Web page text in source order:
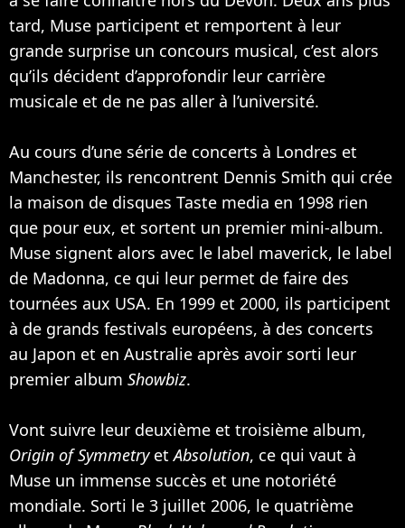
tard, Muse participent et remportent à leur
grande surprise un concours musical, c’est alors
qu’ils décident d’approfondir leur carrière
musicale et de ne pas aller à l’université.
Au cours d’une série de concerts à Londres et
Manchester, ils rencontrent Dennis Smith qui crée
la maison de disques Taste media en 1998 rien
que pour eux, et sortent un premier mini-album.
Muse signent alors avec le label maverick, le label
de Madonna, ce qui leur permet de faire des
tournées aux USA. En 1999 et 2000, ils participent
à de grands festivals européens, à des concerts
au Japon et en Australie après avoir sorti leur
premier album Showbiz.
Vont suivre leur deuxième et troisième album,
Origin of SymmetryetAbsolution, ce qui vaut à
Muse un immense succès et une notoriété
mondiale. Sorti le 3 juillet 2006, le quatrième